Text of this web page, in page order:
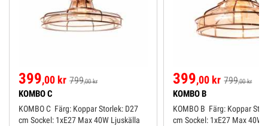
KOMBO C
399,00 kr 799,00 kr
KOMBO C Färg: Koppar Storlek: D27
cm Sockel: 1xE27 Max 40W Ljuskälla
KOMBO B
399,00 kr 799,00 kr
KOMBO B Färg: Koppar Storlek: D22
cm Sockel: 1xE27 Max 40W Ljuskälla